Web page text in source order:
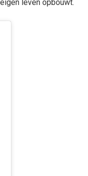
leven opbouwt.